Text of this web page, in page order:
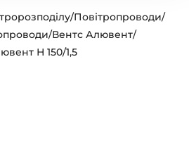
/Повітропроводи/
/Вентс Алювент/
Н 150/1,5